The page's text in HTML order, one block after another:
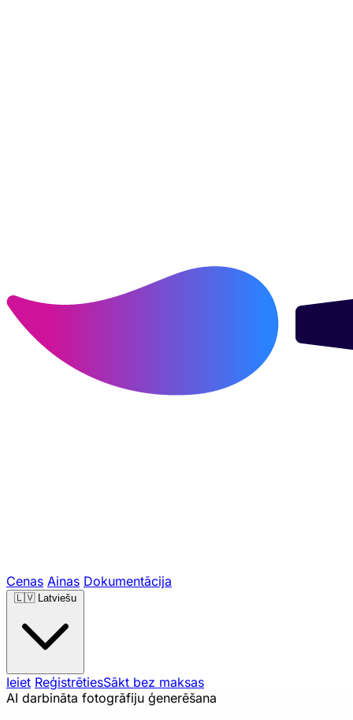
Cenas Ainas Dokumentācija
🇱🇻 Latviešu
Ieiet ReģistrētiesSākt bez maksas
AI darbināta fotogrāfiju ģenerēšana